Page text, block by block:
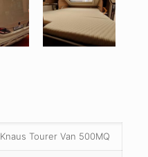
Knaus Tourer Van 500MQ